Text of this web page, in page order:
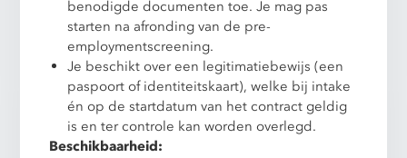
benodigde documenten toe. Je mag pas
starten na afronding van de pre-
employmentscreening.
Je beschikt over een legitimatiebewijs (een
paspoort of identiteitskaart), welke bij intake
én op de startdatum van het contract geldig
is en ter controle kan worden overlegd.
Beschikbaarheid: